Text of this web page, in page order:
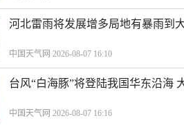
河北雷雨将发展增多局地有暴雨到
中国天气网 2026-08-07 16:10
台风“白海豚”将登陆我国华东沿海
中国天气网 2026-08-07 16:16